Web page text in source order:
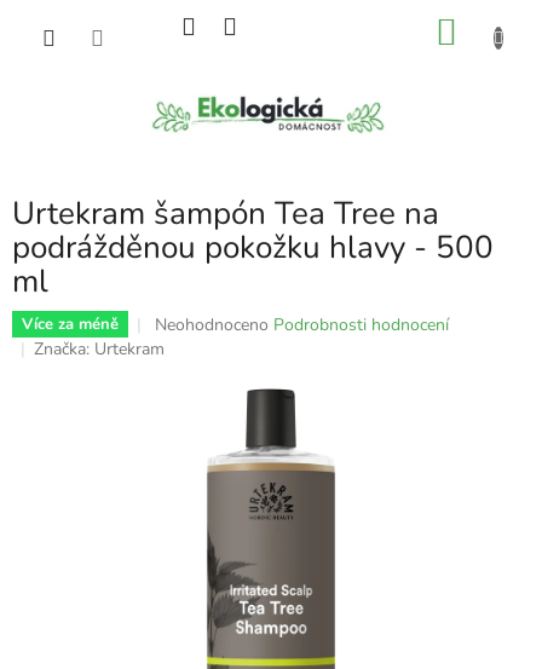
Urtekram šampón Tea Tree na
podrážděnou pokožku hlavy - 500
ml
Více za méně
Průměrné
hodnocení
Neohodnoceno Podrobnosti hodnocení
Značka: Urtekram